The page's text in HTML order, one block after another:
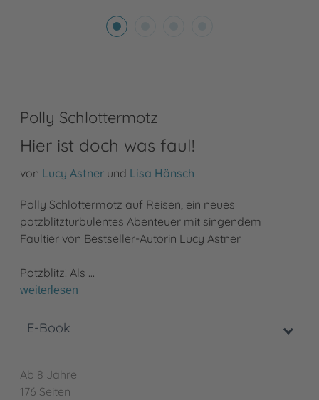
Polly Schlottermotz
Hier ist doch was faul!
von Lucy Astner und Lisa Hänsch
Polly Schlottermotz auf Reisen, ein neues
potzblitzturbulentes Abenteuer mit singendem
Faultier von Bestseller-Autorin Lucy Astner
Potzblitz! Als …
weiterlesen
E-Book
Ab 8 Jahre
176 Seiten